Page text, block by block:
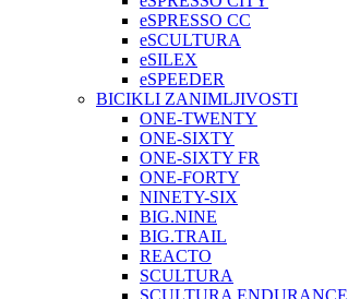
eSPRESSO CC
eSCULTURA
eSILEX
eSPEEDER
BICIKLI ZANIMLJIVOSTI
ONE-TWENTY
ONE-SIXTY
ONE-SIXTY FR
ONE-FORTY
NINETY-SIX
BIG.NINE
BIG.TRAIL
REACTO
SCULTURA
SCULTURA ENDURANCE